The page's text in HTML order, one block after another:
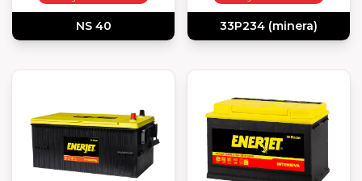
NS 40 33P234 (minera)